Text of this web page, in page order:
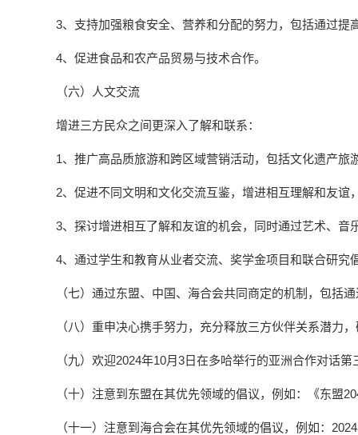
3、支持加强粮食安全、营养和分配的努力，包括通过
4、促进食品和农产品贸易与技术合作。
（六）人文交流
增进三方民众之间更深入了解和联系：
1、推广高品质旅游和跨区域营销活动，包括文化遗产
2、促进不同文明和文化交流互鉴，增进相互理解和友谊
3、探讨增进相互了解和友谊的机会，同时通过艺术、
4、通过学生和教育从业者交流、奖学金项目和联合研
（七）通过东盟、中国、海合会共同商定的机制，包括
（八）重申决心携手努力，充分释放三方伙伴关系潜力
（九）欢迎2024年10月3日在多哈举行的亚洲合作对话
（十）注意到东盟在其优先领域的倡议，例如：《东盟
（十一）注意到海合会在其优先领域的倡议，例如：